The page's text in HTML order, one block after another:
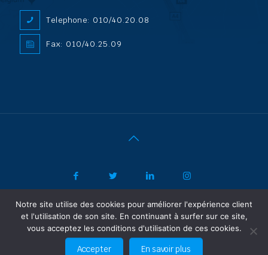
Telephone: 010/40.20.08
Fax: 010/40.25.09
© 2022 ADL Security SPRL/BVBA | Politique de confidentialité
Vertrouwelijkheidsbeleid | Powered by SF Concept
FR
Notre site utilise des cookies pour améliorer l'expérience client
et l'utilisation de son site. En continuant à surfer sur ce site,
vous acceptez les conditions d'utilisation de ces cookies.
Accepter En savoir plus